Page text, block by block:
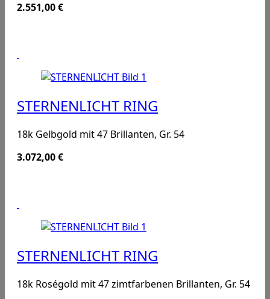
2.551,00€
STERNENLICHT RING
18k Gelbgold mit 47 Brillanten, Gr. 54
3.072,00€
STERNENLICHT RING
18k Roségold mit 47 zimtfarbenen Brillanten, Gr. 54